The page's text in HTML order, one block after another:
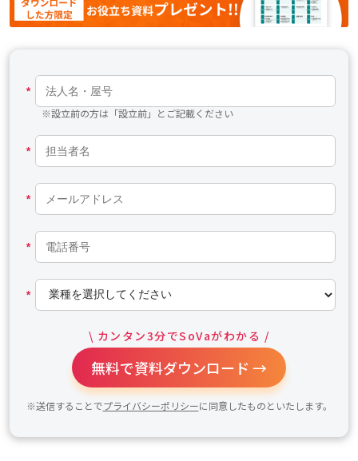
*
※設立前の方は「設立前」とご記載ください
*
*
*
*
\ カンタン3分でSoVaがわかる /
無料で資料ダウンロード →
※送信することでプライバシーポリシーに同意したものといたします。